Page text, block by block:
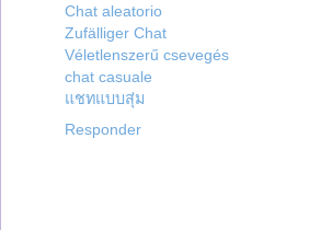
Chat aleatorio
Zufälliger Chat
Véletlenszerű csevegés
chat casuale
แชทแบบสุ่ม
Responder